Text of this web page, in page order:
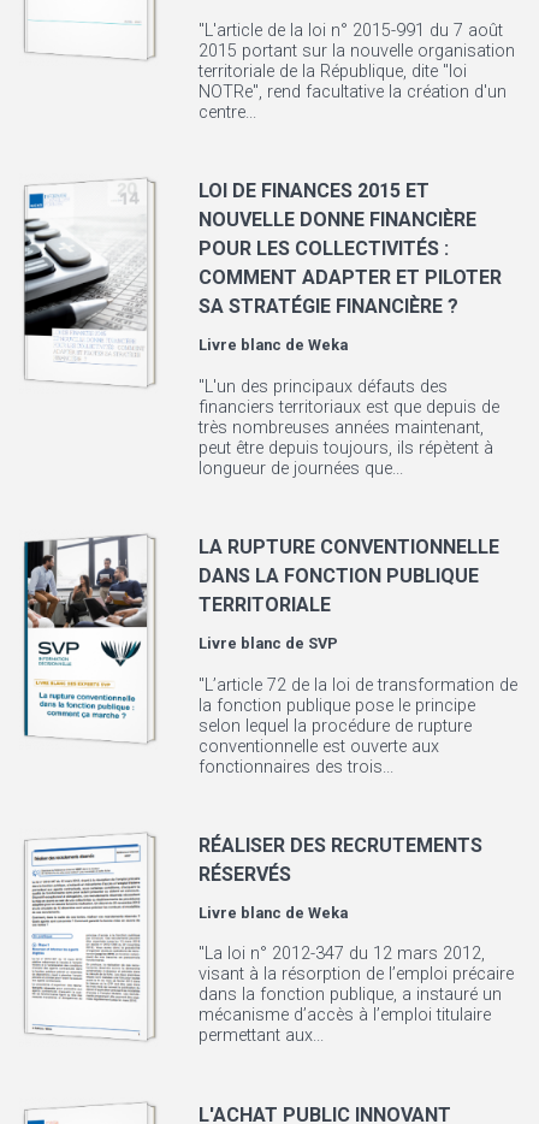
"L'article de la loi n° 2015-991 du 7 août
2015 portant sur la nouvelle organisation
territoriale de la République, dite "loi
NOTRe", rend facultative la création d'un
centre...
LOI DE FINANCES 2015 ET
NOUVELLE DONNE FINANCIÈRE
POUR LES COLLECTIVITÉS :
COMMENT ADAPTER ET PILOTER
SA STRATÉGIE FINANCIÈRE ?
Livre blanc deWeka
"L'un des principaux défauts des
financiers territoriaux est que depuis de
très nombreuses années maintenant,
peut être depuis toujours, ils répètent à
longueur de journées que...
LA RUPTURE CONVENTIONNELLE
DANS LA FONCTION PUBLIQUE
TERRITORIALE
Livre blanc de SVP
"L’article 72 de la loi de transformation de
la fonction publique pose le principe
selon lequel la procédure de rupture
conventionnelle est ouverte aux
fonctionnaires des trois...
RÉALISER DES RECRUTEMENTS
RÉSERVÉS
Livre blanc deWeka
"La loi n° 2012-347 du 12 mars 2012,
visant à la résorption de l’emploi précaire
dans la fonction publique, a instauré un
mécanisme d’accès à l’emploi titulaire
permettant aux...
L'ACHAT PUBLIC INNOVANT